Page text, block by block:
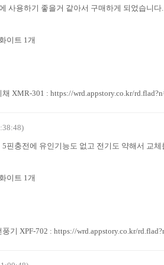
사용하기 좋을거 같아서 구매하게 되었습니다.
이트​ 1개
XMR-301 : https://wrd.appstory.co.kr/
핀충전에 유인기능도 없고 전기도 약해서 교
이트​ 1개
기 XPF-702 : https://wrd.appstory.co.kr/